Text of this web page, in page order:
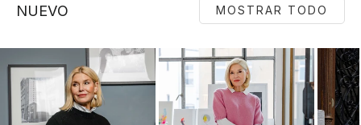
NUEVO MOSTRAR TODO